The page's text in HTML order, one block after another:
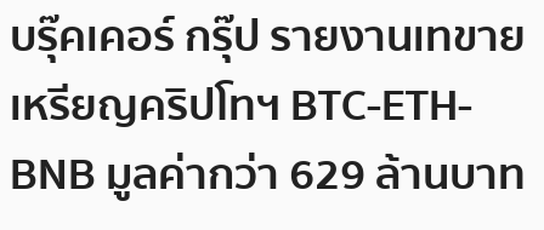
บรุ๊คเคอร์ กรุ๊ป รายงานเทขาย
เหรียญคริปโทฯ BTC-ETH-
BNB มูลค่ากว่า 629 ล้านบาท